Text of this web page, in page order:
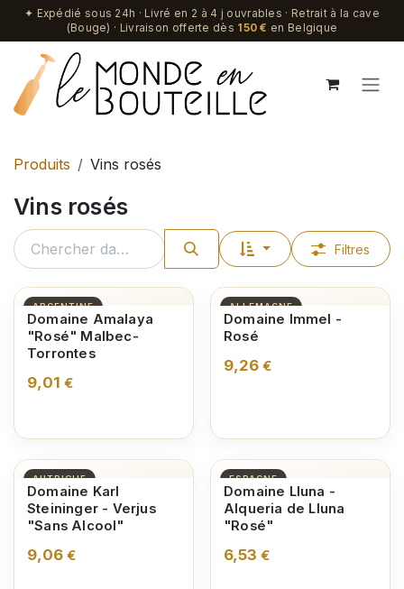
Se rendre au contenu
✦ Expédié sous 24h · Livré en 2 à 4 j ouvrables · Retrait à la cave
(Bouge) · Livraison offerte dès 150 € en Belgique
Produits Vins rosés
Vins rosés
Filtres
ARGENTINE
Domaine Amalaya
"Rosé" Malbec-
Torrontes
9,01 €
ALLEMAGNE
Domaine Immel -
Rosé
9,26€
AUTRICHE
Domaine Karl
Steininger - Verjus
"Sans Alcool"
9,06 €
ESPAGNE
Domaine Lluna -
Alqueria de Lluna
"Rosé"
6,53 €